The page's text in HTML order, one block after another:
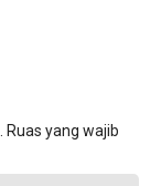
Ruas yang wajib